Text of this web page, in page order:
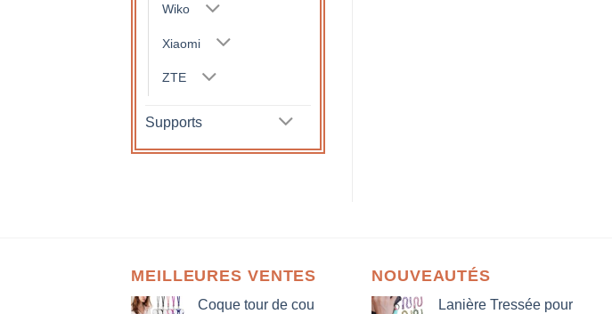
Wiko
Xiaomi
ZTE
Supports
MEILLEURES VENTES
Coque tour de cou
NOUVEAUTÉS
Lanière Tressée pour